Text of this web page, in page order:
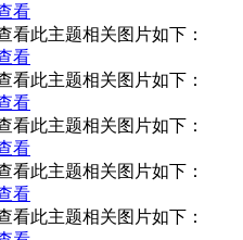
此主题相关图片如下：
此主题相关图片如下：
此主题相关图片如下：
此主题相关图片如下：
此主题相关图片如下：